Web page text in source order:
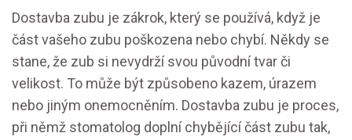
Dostavba zubu je zákrok, který se používá, když je
část vašeho zubu poškozena nebo chybí. Někdy se
stane, že zub si nevydrží svou původní tvar či
velikost. To může být způsobeno kazem, úrazem
nebo jiným onemocněním. Dostavba zubu je proces,
při němž stomatolog doplní chybějící část zubu tak,